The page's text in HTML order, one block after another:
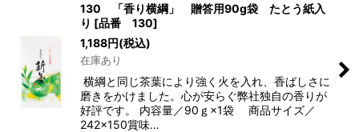
130 「香り横綱」 贈答用90g袋 たとう紙入
り [品番 130]
1,188円(税込)
在庫あり
横綱と同じ茶葉により強く火を入れ、香ばしさに
磨きをかけました。心が安らぐ弊社独自の香りが
好評です。 内容量／90ｇ×1袋 商品サイズ／
242×150賞味…